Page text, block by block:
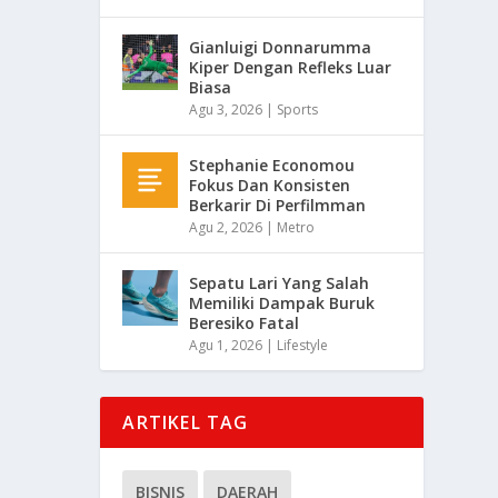
Gianluigi Donnarumma
Kiper Dengan Refleks Luar
Biasa
Agu 3, 2026 | Sports
Stephanie Economou
Fokus Dan Konsisten
Berkarir Di Perfilmman
Agu 2, 2026 | Metro
Sepatu Lari Yang Salah
Memiliki Dampak Buruk
Beresiko Fatal
Agu 1, 2026 | Lifestyle
ARTIKEL TAG
BISNIS DAERAH